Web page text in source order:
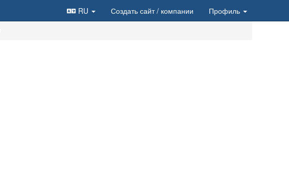
RU Создать сайт/ компании
Профиль